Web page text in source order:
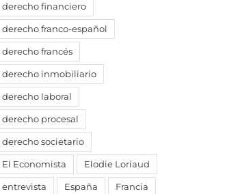
derecho financiero
derecho franco-español
derecho francés
derecho inmobiliario
derecho laboral
derecho procesal
derecho societario
El Economista Elodie Loriaud
entrevista España Francia